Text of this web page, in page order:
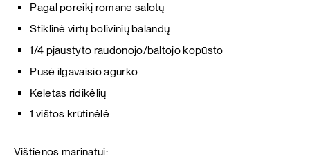
Pagal poreikį romane salotų
Stiklinė virtų bolivinių balandų
1/4 pjaustyto raudonojo/baltojo kopūsto
Pusė ilgavaisio agurko
Keletas ridikėlių
1 vištos krūtinėlė
Vištienos marinatui: